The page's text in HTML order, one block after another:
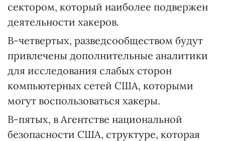
сектором, который наиболее подвержен
деятельности хакеров.
В-четвертых, разведсообществом будут
привлечены дополнительные аналитики
для исследования слабых сторон
компьютерных сетей США, которыми
могут воспользоваться хакеры.
В-пятых, в Агентстве национальной
безопасности США, структуре, которая